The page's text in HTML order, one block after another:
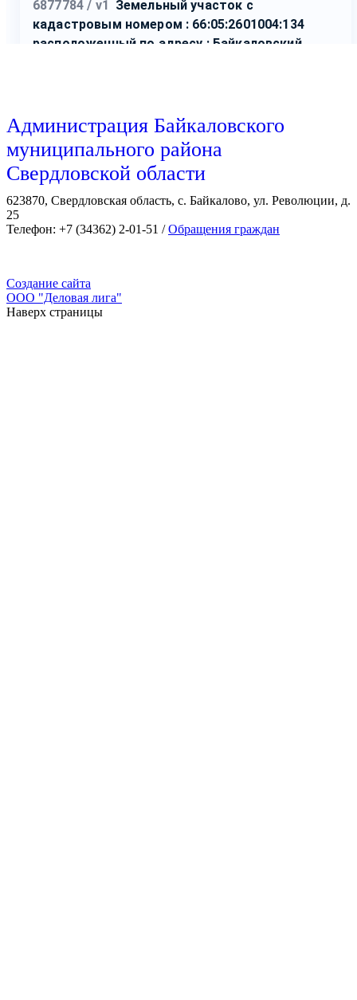
Администрация Байкаловского
муниципального района
Свердловской области
623870, Свердловская область, с. Байкалово, ул. Революции, д.
25
Телефон: +7 (34362) 2-01-51 /Обращения граждан
Создание сайта
ООО "Деловая лига"
Наверх страницы